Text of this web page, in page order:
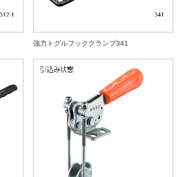
強力トグルフッククランプ341